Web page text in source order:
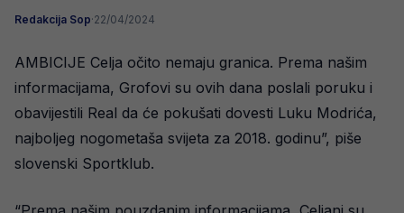
Redakcija Sop·22/04/2024
AMBICIJE Celja očito nemaju granica. Prema našim
informacijama, Grofovi su ovih dana poslali poruku i
obavijestili Real da će pokušati dovesti Luku Modrića,
najboljeg nogometaša svijeta za 2018. godinu”, piše
slovenski Sportklub.